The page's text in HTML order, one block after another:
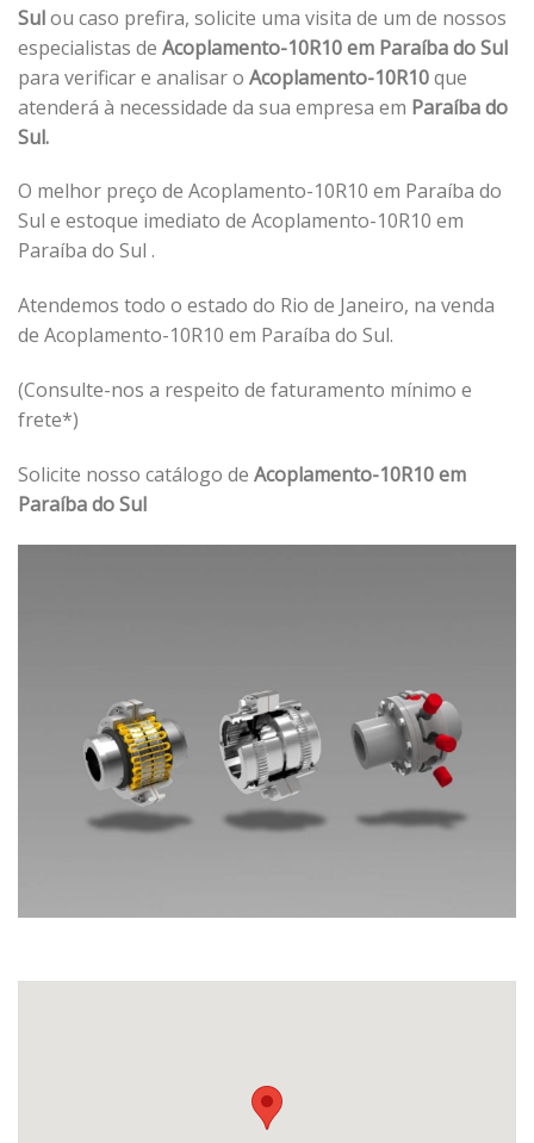
Sulou caso prefira, solicite uma visita de um de nossos
especialistas de Acoplamento-10R10 em Paraíba do Sul
para verificar e analisar o Acoplamento-10R10que
atenderá à necessidade da sua empresa em Paraíba do
Sul.
O melhor preço de Acoplamento-10R10 em Paraíba do
Sul e estoque imediato de Acoplamento-10R10 em
Paraíba do Sul .
Atendemos todo o estado do Rio de Janeiro, na venda
de Acoplamento-10R10 em Paraíba do Sul.
(Consulte-nos a respeito de faturamento mínimo e
frete*)
Solicite nosso catálogo de Acoplamento-10R10 em
Paraíba do Sul